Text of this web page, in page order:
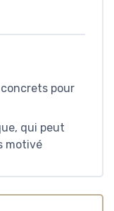
pour
qui peut
motivé